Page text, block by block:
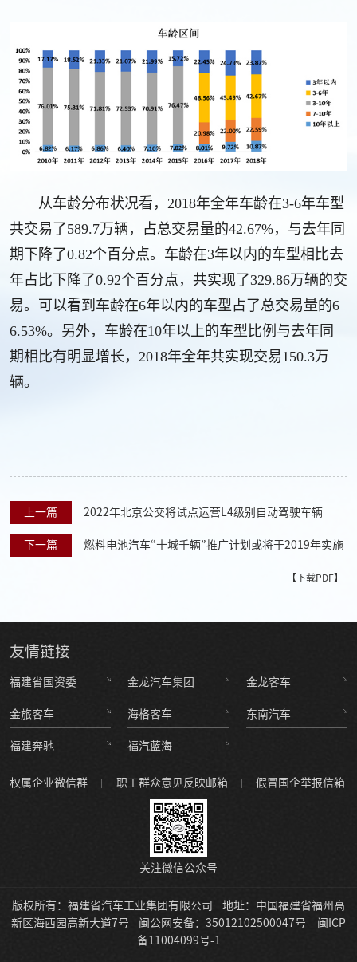
从车龄分布状况看，2018年全年车龄在3-6年车型
共交易了589.7万辆，占总交易量的42.67%，与去年同
期下降了0.82个百分点。 车龄在3年以内的车型相比去
年占比下降了0.92个百分点，共实现了329.86万辆的交
易。
可以看到车龄在6年以内的车型占了总交易量的6
6.53%。另外，车龄在10年以上的车型比例与去年同
期相比有明显增长，2018年全年共实现交易150.3万
辆。
上一篇 2022年北京公交将试点运营L4级别自动驾驶车辆
下一篇 燃料电池汽车“十城千辆”推广计划或将于2019年实施
【下载PDF】
友情链接
福建省国资委 金龙汽车集团 金龙客车
金旅客车 海格客车 东南汽车
福建奔驰 福汽蓝海
权属企业微信群 职工群众意见反映邮箱 假冒国企举报信箱
关注微信公众号
版权所有：福建省汽车工业集团有限公司
地址：中国福建省福州高
新区海西园高新大道7号
闽公网安备：35012102500047号
闽ICP
备11004099号-1